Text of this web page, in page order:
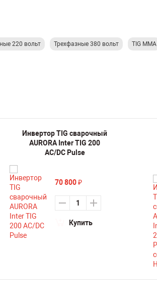
220 вольт Трехфазные 380 вольт TIG MMA
Инвертор TIG сварочный
AURORA Inter TIG 200
AC/DC Pulse
70 800 ₽
Купить